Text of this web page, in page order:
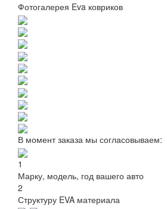
Фотогалерея Eva ковриков
В момент заказа мы согласовываем:
1
Марку, модель, год вашего авто
2
Структуру EVA материала